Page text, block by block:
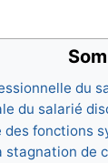
du
du salarié
fonctions
stagnation de